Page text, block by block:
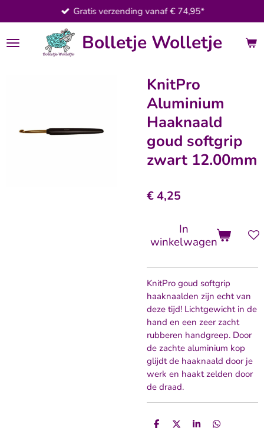
direct
naar
de
Bolletje Wolletje
Gratis verzending vanaf € 74,95*
KnitPro
Aluminium
Haaknaald
goud softgrip
zwart 12.00mm
€ 4,25
In
winkelwagen
KnitPro goud softgrip
haaknaalden zijn echt van
deze tijd! Lichtgewicht in de
hand en een zeer zacht
rubberen handgreep. Door
de zachte aluminium kop
glijdt de haaknaald door je
werk en haakt zelden door
de draad.
D
D
S
D